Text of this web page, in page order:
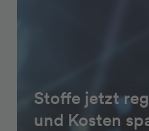
Stoffe jetzt
und Kosten